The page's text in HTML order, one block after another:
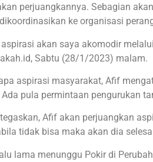
perjuangkannya. Sebagian
ke organisasi
aspirasi akan saya akomodir
Sabtu (28/1/2023) malam.
aspirasi masyarakat, Afif
Ada pula permintaan pengurukan
Afif akan perjuangkan
tidak bisa maka akan dia
lama menunggu Pokir di